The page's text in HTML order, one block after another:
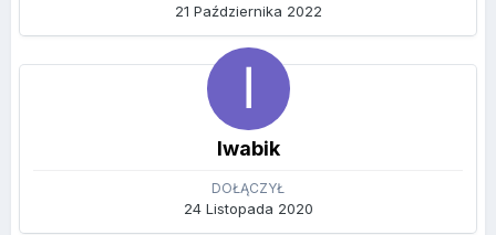
21 Października 2022
Iwabik
DOŁĄCZYŁ
24 Listopada 2020